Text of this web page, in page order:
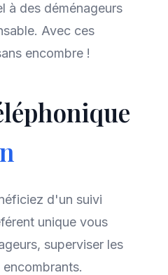
à des déménageurs
Avec ces
encombre !
d'un suivi
unique vous
superviser les